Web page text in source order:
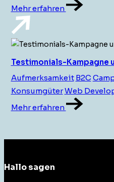
Mehr erfahren
Testimonials-Kampagne
Aufmerksamkeit B2C
KonsumgüterWeb
Mehr erfahren
Hallo sagen